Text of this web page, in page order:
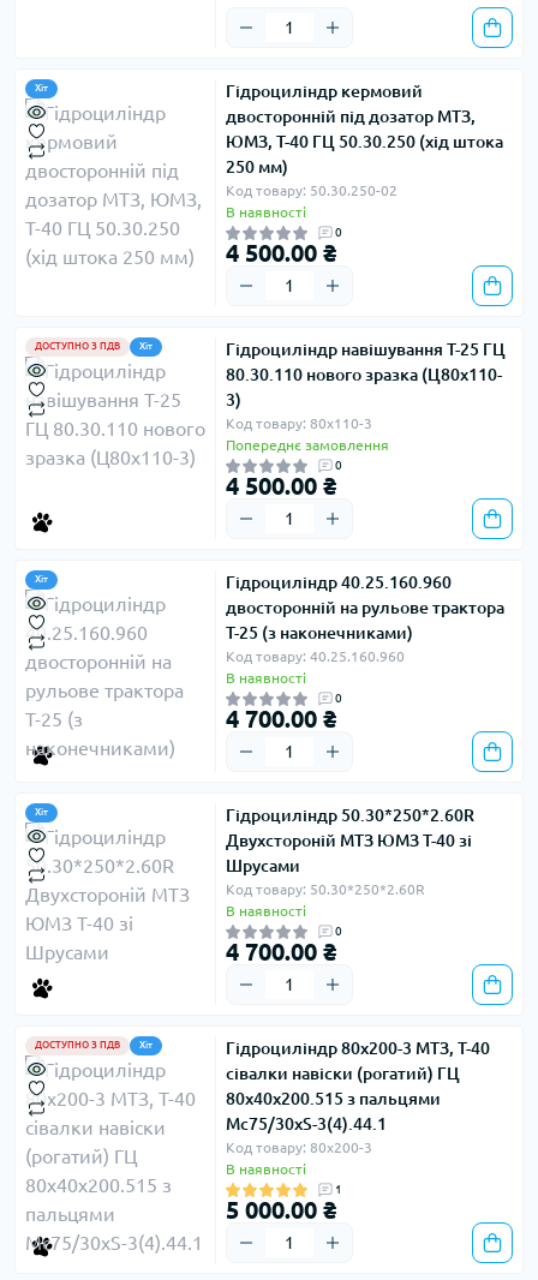
Хіт
Гідроциліндр кермовий
двосторонній під дозатор МТЗ,
ЮМЗ, Т-40 ГЦ 50.30.250 (хід штока
250 мм)
Код товару: 50.30.250-02
В наявності
0
4 500.00 ₴
ДОСТУПНО З ПДВ Хіт
Гідроциліндр навішування Т-25 ГЦ
80.30.110 нового зразка (Ц80х110-
3)
Код товару: 80х110-3
Попереднє замовлення
0
4 500.00 ₴
Хіт
Гідроциліндр 40.25.160.960
двосторонній на рульове трактора
Т-25 (з наконечниками)
Код товару: 40.25.160.960
В наявності
0
4 700.00 ₴
Хіт
Гідроциліндр 50.30*250*2.60R
Двухстороній МТЗ ЮМЗ Т-40 зі
Шрусами
Код товару: 50.30*250*2.60R
В наявності
0
4 700.00 ₴
ДОСТУПНО З ПДВ Хіт
Гідроциліндр 80х200-3 МТЗ, Т-40
сівалки навіски (рогатий) ГЦ
80х40х200.515 з пальцями
Мс75/30xS-3(4).44.1
Код товару: 80х200-3
В наявності
1
5 000.00 ₴